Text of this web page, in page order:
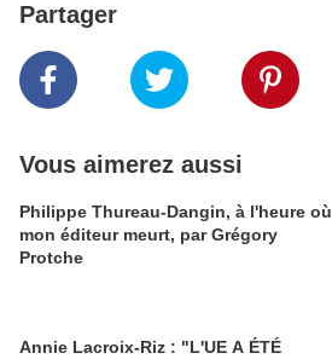
Partager
Vous aimerez aussi
Philippe Thureau-Dangin, à l'heure où
mon éditeur meurt, par Grégory
Protche
Annie Lacroix-Riz : "L'UE A ÉTÉ